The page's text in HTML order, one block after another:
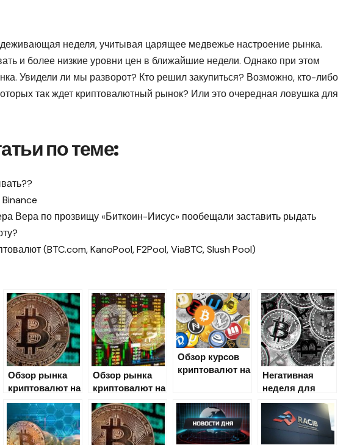
неделя, учитывая царящее медвежье настроение рынка.
и более низкие уровни цен в ближайшие недели. Однако при этом
Увидели ли мы разворот? Кто решил закупиться? Возможно, кто-либо
так ждет криптовалютный рынок? Или это очередная ловушка для
по теме:
Вера по прозвищу «Биткоин-Иисус» пообещали заставить рыдать
(BTC.com, KanoPool, F2Pool, ViaBTC, Slush Pool)
Обзор рынка
криптовалют на
08.11.19
Обзор рынка
криптовалют на
13.03.2020
Обзор курсов
криптовалют на
Негативная
неделя для
Bitcoin (обзор
рынка
криптовалют)